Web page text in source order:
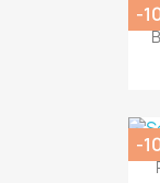
-
-